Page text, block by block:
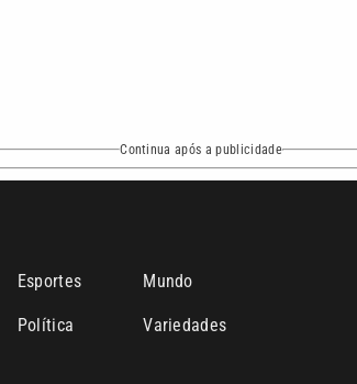
Continua após a publicidade
Esportes Mundo
Política Variedades